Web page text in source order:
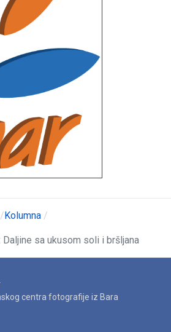
Kolumna
Daljine sa ukusom soli i bršljana
centra fotografije iz Bara